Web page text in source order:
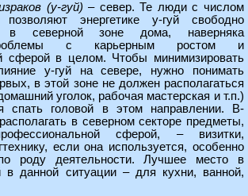
(у-гуй) – север. Те люди с числом
энергетике у-гуй свободно
в северной зоне дома, наверняка
с карьерным ростом и
сферой в целом. Чтобы минимизировать
у-гуй на севере, нужно понимать
в этой зоне не должен располагаться
уголок, рабочая мастерская и т.п.)
спать головой в этом направлении. В-
в северном секторе предметы,
сферой, – визитки,
если она используется, особенно
по роду деятельности. Лучшее место в
в данной ситуации – для кухни, ванной,